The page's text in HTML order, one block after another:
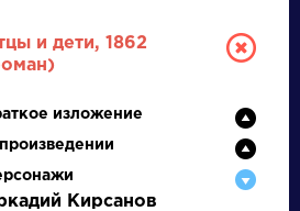
и дети, 1862
изложение
Кирсанов